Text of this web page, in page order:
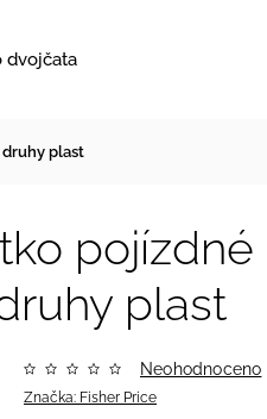
dvojčata
druhy plast
plast
Značka: Fisher Price
Neohodnoceno